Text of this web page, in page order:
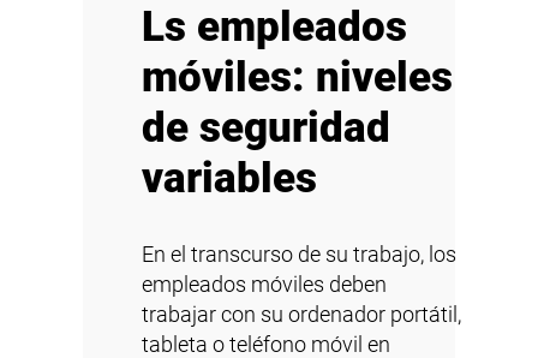
Ls empleados
móviles: niveles
de seguridad
variables
En el transcurso de su trabajo, los
empleados móviles deben
trabajar con su ordenador portátil,
tableta o teléfono móvil en